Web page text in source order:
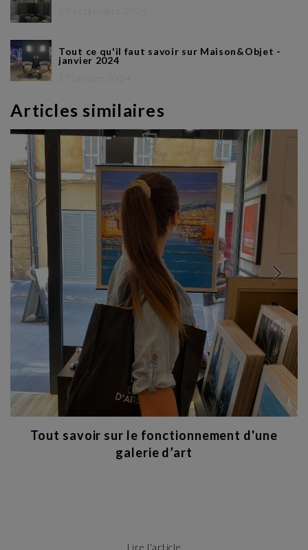
Tout ce qu'il faut savoir sur Maison&Objet -
janvier 2024
Articles similaires
Tout savoir sur le fonctionnement d'une
galerie d’art
Lire l'article